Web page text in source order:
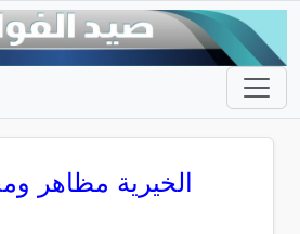
الخيرية مظاهر